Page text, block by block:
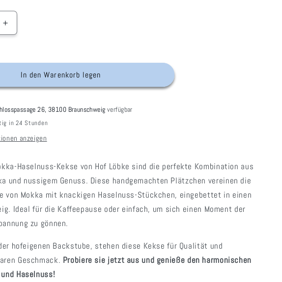
Erhöhe
die
Kekse
Mokka-
In den Warenkorb legen
26, 38100 Braunschweig verfügbar
in 24 Stunden
anzeigen
Haselnuss-Kekse von Hof Löbke sind die perfekte Kombination aus
und nussigem Genuss. Diese handgemachten Plätzchen vereinen die
von Mokka mit knackigen Haselnuss-Stückchen, eingebettet in einen
Ideal für die Kaffeepause oder einfach, um sich einen Moment der
zu gönnen.
hofeigenen Backstube, stehen diese Kekse für Qualität und
Geschmack. Probiere sie jetzt aus und genieße den harmonischen
Haselnuss!